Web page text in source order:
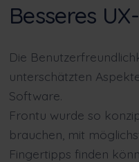
Besseres
Die
unterschätzten
Software.
Frontu wurde so
brauchen, mit
Fingertipps finden